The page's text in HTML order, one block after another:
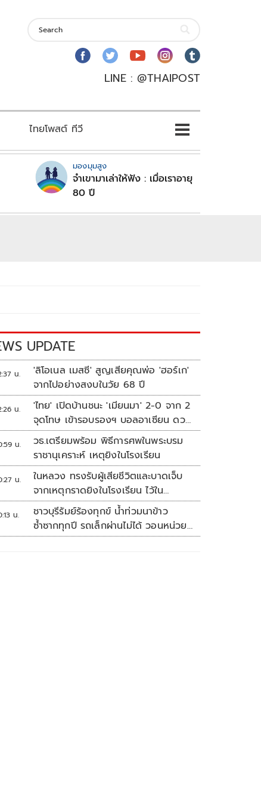
LINE : @THAIPOST
ไทยโพสต์ ทีวี
มองมุมสูง
จำเขามาเล่าให้ฟัง : เมื่อเราอายุ
80 ปี
UPDATE
น.
'ลิโอเนล เมสซี' สูญเสียคุณพ่อ 'ฮอร์เก'
จากไปอย่างสงบในวัย 68 ปี
น.
'ไทย' เปิดบ้านชนะ 'เมียนมา' 2-0 จาก 2
จุดโทษ เข้ารอบรองฯ บอลอาเซียน ดวล
'สิงคโปร์'
น.
วธ.เตรียมพร้อม พิธีการศพในพระบรม
ราชานุเคราะห์ เหตุยิงในโรงเรียน
น.
ในหลวง ทรงรับผู้เสียชีวิตและบาดเจ็บ
จากเหตุกราดยิงในโรงเรียน ไว้ใน
พระบรมราชานุเคราะห์
น.
ชาวบุรีรัมย์ร้องทุกข์ น้ำท่วมนาข้าว
ซ้ำซากทุกปี รถเล็กผ่านไม่ได้ วอนหน่วย
งานเร่งแก้ไข